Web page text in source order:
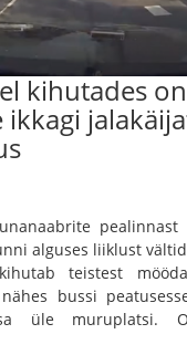
kihutades
pealinnast
alguses liiklust
teistest
bussi
üle muruplatsi.